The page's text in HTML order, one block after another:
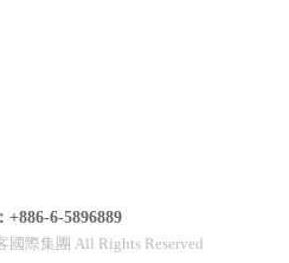
+886-6-5896889
際集團 All Rights Reserved